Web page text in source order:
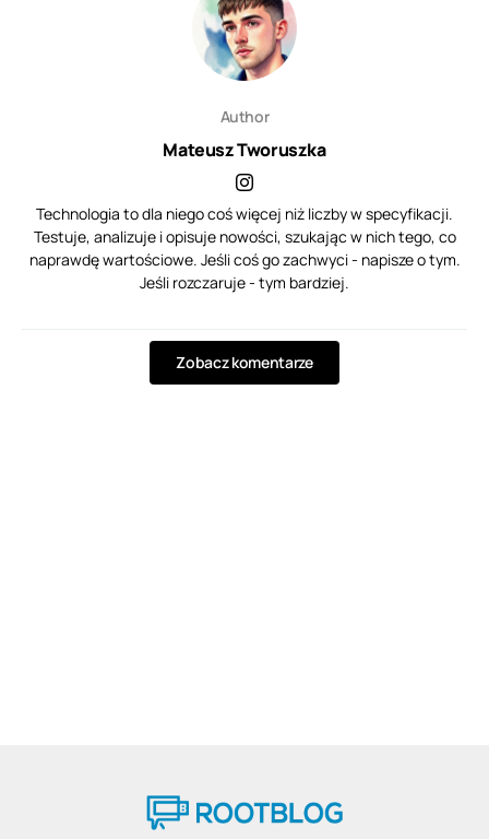
Author
Mateusz Tworuszka
Technologia to dla niego coś więcej niż liczby w specyfikacji.
Testuje, analizuje i opisuje nowości, szukając w nich tego, co
naprawdę wartościowe. Jeśli coś go zachwyci - napisze o tym.
Jeśli rozczaruje - tym bardziej.
Zobacz komentarze